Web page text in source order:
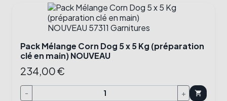
Pack Mélange Corn Dog 5 x 5 Kg (préparation
clé en main) NOUVEAU
234,00 €
- + shopping_cart